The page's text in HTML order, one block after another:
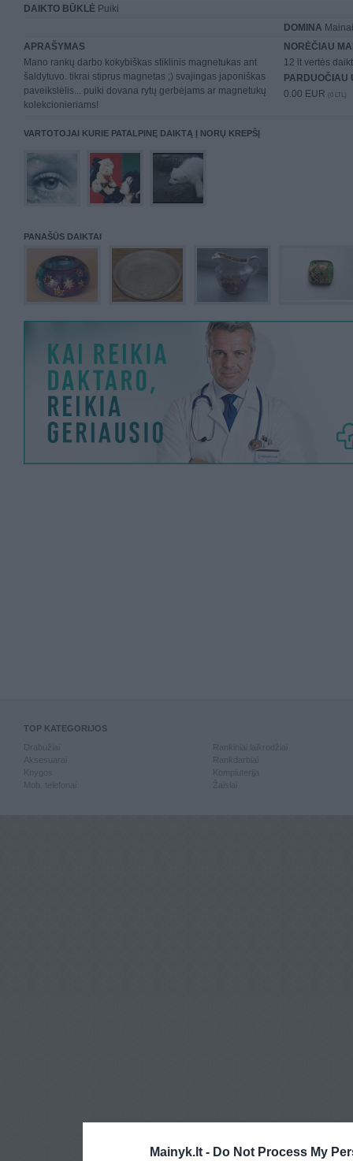
Mainyk.lt - Do Not Process My
DAIKTO BŪKLĖ Puiki
DOMINA
APRAŠYMAS
Mano rankų darbo kokybiškas stiklinis magnetukas ant
šaldytuvo. tikrai stiprus magnetas ;) svajingas japoniškas
paveikslėlis... puiki dovana rytų gerbėjams ar magnetukų
kolekcionieriams!
NORĖČIAU
12 lt vertės
PARDUOČIAU
0.00 EUR (0 LTL)
VARTOTOJAI KURIE PATALPINĘ DAIKTĄ Į NORŲ KREPŠĮ
PANAŠŪS DAIKTAI
TOP KATEGORIJOS
Knygos
Mob. telefonai
Kompiuterija
Žaislai